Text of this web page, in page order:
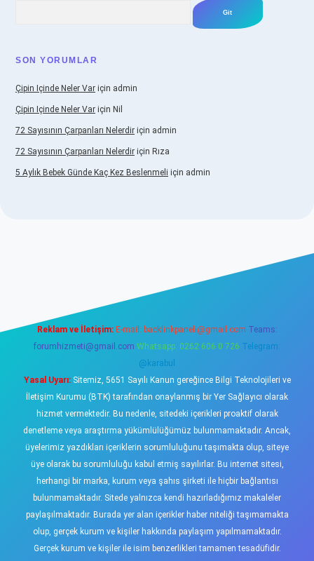
SON YORUMLAR
Çipin Içinde Neler Var için admin
Çipin Içinde Neler Var için Nil
72 Sayısının Çarpanları Nelerdir için admin
72 Sayısının Çarpanları Nelerdir için Rıza
5 Aylık Bebek Günde Kaç Kez Beslenmeli için admin
Reklam ve İletişim: E-mail: backlinkpaneli@gmail.com Teams:
forumhizmeti@gmail.com Whatsapp: 0262 606 0 726 Telegram:
@karabul
Yasal Uyarı:Sitemiz, 5651 Sayılı Kanun gereğince Bilgi Teknolojileri ve
İletişim Kurumu (BTK) tarafından onaylanmış bir Yer Sağlayıcı olarak
hizmet vermektedir. Bu nedenle, sitedeki içerikleri proaktif olarak
denetleme veya araştırma yükümlülüğümüz bulunmamaktadır. Ancak,
üyelerimiz yazdıkları içeriklerin sorumluluğunu taşımakta olup, siteye
üye olarak bu sorumluluğu kabul etmiş sayılırlar. Bu internet sitesi,
herhangi bir marka, kurum veya şahıs şirketi ile hiçbir bağlantısı
bulunmamaktadır. Sitede yalnızca kendi hazırladığımız makaleler
paylaşılmaktadır. Burada yer alan içerikler haber niteliği taşımamakta
olup, gerçek kurum ve kişiler hakkında paylaşım yapılmamaktadır.
Gerçek kurum ve kişiler ile isim benzerlikleri tamamen tesadüfidir.